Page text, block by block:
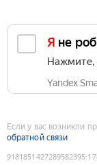
Я не
Нажмите,
Yandex
Если у вас возникли
обратной связи
9181851427289582395: